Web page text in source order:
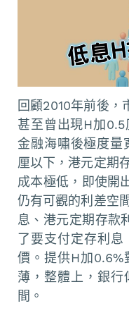
回顧2010年前後，
甚至曾出現H加
金融海嘯後極度量
厘以下，港元定期
成本極低，即使開
仍有可觀的利差空
息、港元定期存款
了要支付定存利息
價。提供H加0.6%
薄，整體上，銀行
間。